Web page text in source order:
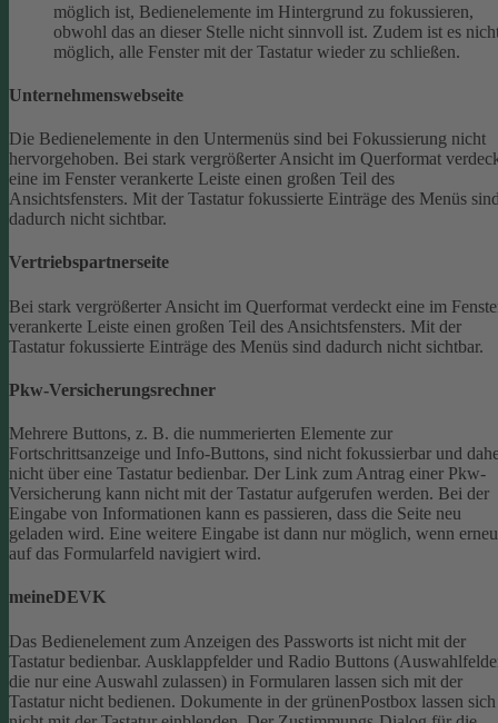
möglich ist, Bedienelemente im Hintergrund zu fokussieren,
obwohl das an dieser Stelle nicht sinnvoll ist. Zudem ist es
möglich, alle Fenster mit der Tastatur wieder zu schließen.
Unternehmenswebseite
Die Bedienelemente in den Untermenüs sind bei Fokussierung nicht
hervorgehoben. Bei stark vergrößerter Ansicht im Querformat
eine im Fenster verankerte Leiste einen großen Teil des
Ansichtsfensters. Mit der Tastatur fokussierte Einträge des Menüs
dadurch nicht sichtbar.
Vertriebspartnerseite
Bei stark vergrößerter Ansicht im Querformat verdeckt eine im
verankerte Leiste einen großen Teil des Ansichtsfensters. Mit der
Tastatur fokussierte Einträge des Menüs sind dadurch nicht sichtbar.
Pkw-Versicherungsrechner
Mehrere Buttons, z. B. die nummerierten Elemente zur
Fortschrittsanzeige und Info-Buttons, sind nicht fokussierbar und
nicht über eine Tastatur bedienbar. Der Link zum Antrag einer Pkw-
Versicherung kann nicht mit der Tastatur aufgerufen werden. Bei der
Eingabe von Informationen kann es passieren, dass die Seite neu
geladen wird. Eine weitere Eingabe ist dann nur möglich, wenn
auf das Formularfeld navigiert wird.
meineDEVK
Das Bedienelement zum Anzeigen des Passworts ist nicht mit der
Tastatur bedienbar. Ausklappfelder und Radio Buttons
die nur eine Auswahl zulassen) in Formularen lassen sich mit der
Tastatur nicht bedienen. Dokumente in der grünenPostbox lassen sich